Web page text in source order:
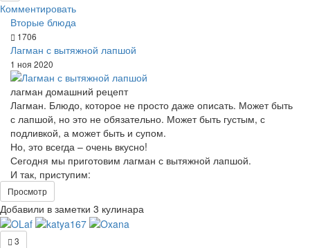
Комментировать
Вторые блюда
1706
Лагман с вытяжной лапшой
1 ноя 2020
лагман домашний рецепт
Лагман. Блюдо, которое не просто даже описать. Может быть
с лапшой, но это не обязательно. Может быть густым, с
подливкой, а может быть и супом.
Но, это всегда – очень вкусно!
Сегодня мы приготовим лагман с вытяжной лапшой.
И так, приступим:
Просмотр
Добавили в заметки 3 кулинара
3